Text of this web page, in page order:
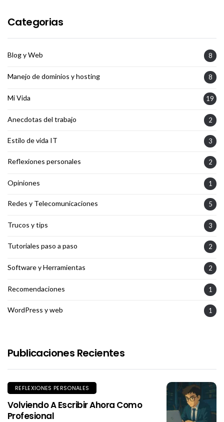
Categorias
Blog y Web 8
Manejo de dominios y hosting 8
Mi Vida 19
Anecdotas del trabajo 2
Estilo de vida IT 3
Reflexiones personales 2
Opiniones 1
Redes y Telecomunicaciones 5
Trucos y tips 3
Tutoriales paso a paso 2
Software y Herramientas 2
Recomendaciones 1
WordPress y web 1
Publicaciones Recientes
REFLEXIONES PERSONALES
Volviendo A Escribir Ahora Como
Profesional